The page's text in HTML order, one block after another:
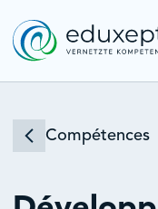
Compétences